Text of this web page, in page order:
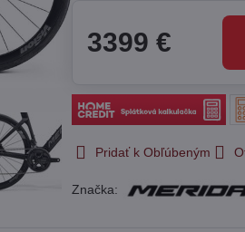
3399 €
Pridať k Obľúbeným
Značka: